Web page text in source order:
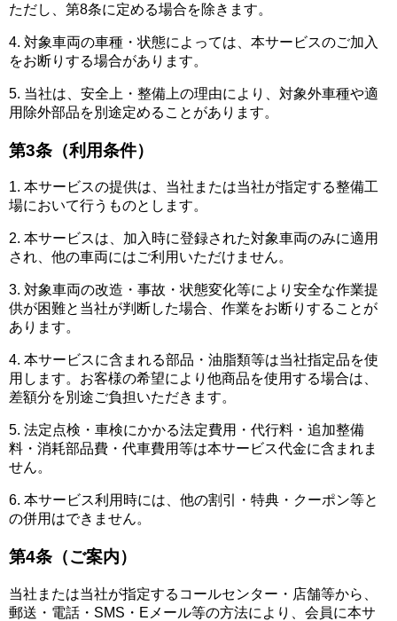
ただし、第8条に定める場合を除きます。
4. 対象車両の車種・状態によっては、本サービスのご加入
をお断りする場合があります。
5. 当社は、安全上・整備上の理由により、対象外車種や適
用除外部品を別途定めることがあります。
第3条（利用条件）
1. 本サービスの提供は、当社または当社が指定する整備工
場において行うものとします。
2. 本サービスは、加入時に登録された対象車両のみに適用
され、他の車両にはご利用いただけません。
3. 対象車両の改造・事故・状態変化等により安全な作業提
供が困難と当社が判断した場合、作業をお断りすることが
あります。
4. 本サービスに含まれる部品・油脂類等は当社指定品を使
用します。お客様の希望により他商品を使用する場合は、
差額分を別途ご負担いただきます。
5. 法定点検・車検にかかる法定費用・代行料・追加整備
料・消耗部品費・代車費用等は本サービス代金に含まれま
せん。
6. 本サービス利用時には、他の割引・特典・クーポン等と
の併用はできません。
第4条（ご案内）
当社または当社が指定するコールセンター・店舗等から、
郵送・電話・SMS・Eメール等の方法により、会員に本サ